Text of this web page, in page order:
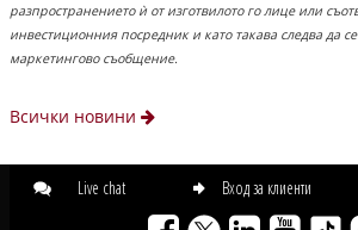
разпространението ѝ от изготвилото го лице или
инвестиционния посредник и като такава следва да
маркетингово съобщение.
Всички новини
Live chat Вход за клиенти